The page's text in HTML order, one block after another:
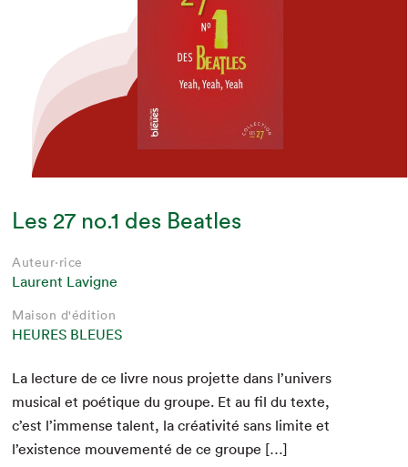
Les 27 no.1 des Beatles
Auteur·rice
Laurent Lavigne
Maison d'édition
HEURES BLEUES
La lec­ture de ce livre nous pro­jette dans l’univers
musi­cal et poé­tique du groupe. Et au fil du texte,
c’est l’immense tal­ent, la créa­tiv­ité sans lim­ite et
l’existence mou­ve­men­té de ce groupe […]